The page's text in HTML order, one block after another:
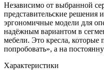
Независимо от выбранной
представительские решения
эргономичные модели для
надёжным вариантом в
мебели. Это кресла, которые
попробовать», а на
Характеристики